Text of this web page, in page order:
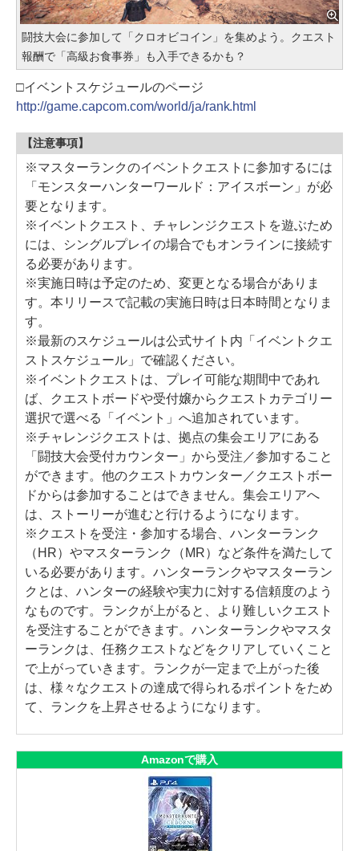
闘技大会に参加して「クロオビコイン」を集めよう。クエスト
報酬で「高級お食事券」も入手できるかも？
□イベントスケジュールのページ
http://game.capcom.com/world/ja/rank.html
【注意事項】
※マスターランクのイベントクエストに参加するには
「モンスターハンターワールド：アイスボーン」が必
要となります。
※イベントクエスト、チャレンジクエストを遊ぶため
には、シングルプレイの場合でもオンラインに接続す
る必要があります。
※実施日時は予定のため、変更となる場合がありま
す。本リリースで記載の実施日時は日本時間となりま
す。
※最新のスケジュールは公式サイト内「イベントクエ
ストスケジュール」で確認ください。
※イベントクエストは、プレイ可能な期間中であれ
ば、クエストボードや受付嬢からクエストカテゴリー
選択で選べる「イベント」へ追加されています。
※チャレンジクエストは、拠点の集会エリアにある
「闘技大会受付カウンター」から受注／参加すること
ができます。他のクエストカウンター／クエストボー
ドからは参加することはできません。集会エリアへ
は、ストーリーが進むと行けるようになります。
※クエストを受注・参加する場合、ハンターランク
（HR）やマスターランク（MR）など条件を満たして
いる必要があります。ハンターランクやマスターラン
クとは、ハンターの経験や実力に対する信頼度のよう
なものです。ランクが上がると、より難しいクエスト
を受注することができます。ハンターランクやマスタ
ーランクは、任務クエストなどをクリアしていくこと
で上がっていきます。ランクが一定まで上がった後
は、様々なクエストの達成で得られるポイントをため
て、ランクを上昇させるようになります。
Amazonで購入